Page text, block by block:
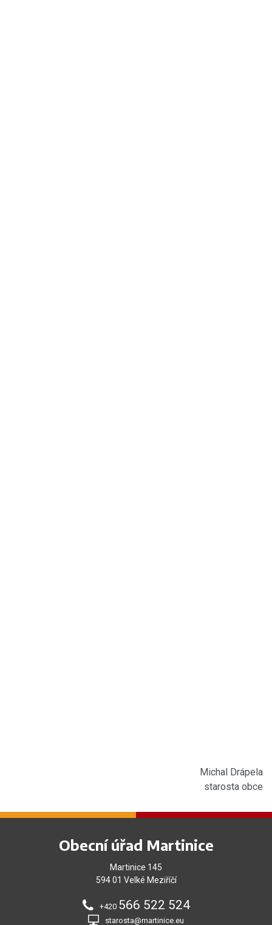
Michal Drápela
starosta obce
Obecní úřad Martinice
Martinice 145
594 01 Velké Meziříčí
+420 566 522 524
starosta@martinice.eu